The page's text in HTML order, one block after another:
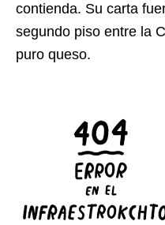
contienda. Su carta
segundo piso entre la
puro queso.